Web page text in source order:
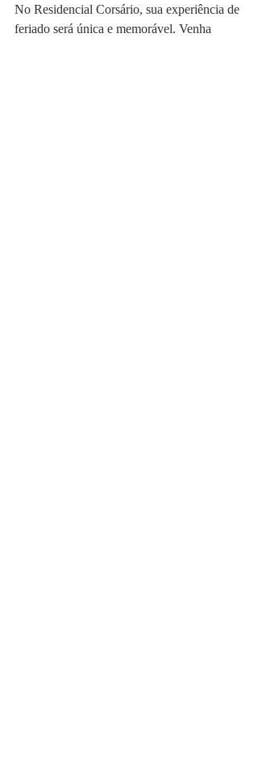
No Residencial Corsário, sua experiência de
feriado será única e memorável. Venha